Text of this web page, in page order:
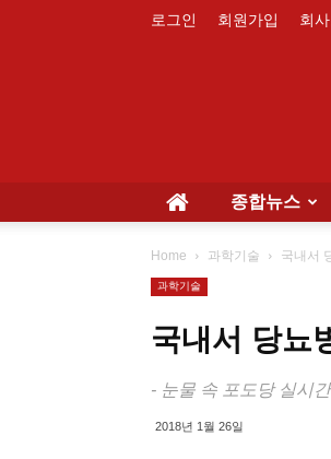
로그인 회원가입 회
종합뉴스
Home 과학기술 국내서
과학기술
국내서 당뇨
- 눈물 속 포도당 실시
2018년 1월 26일